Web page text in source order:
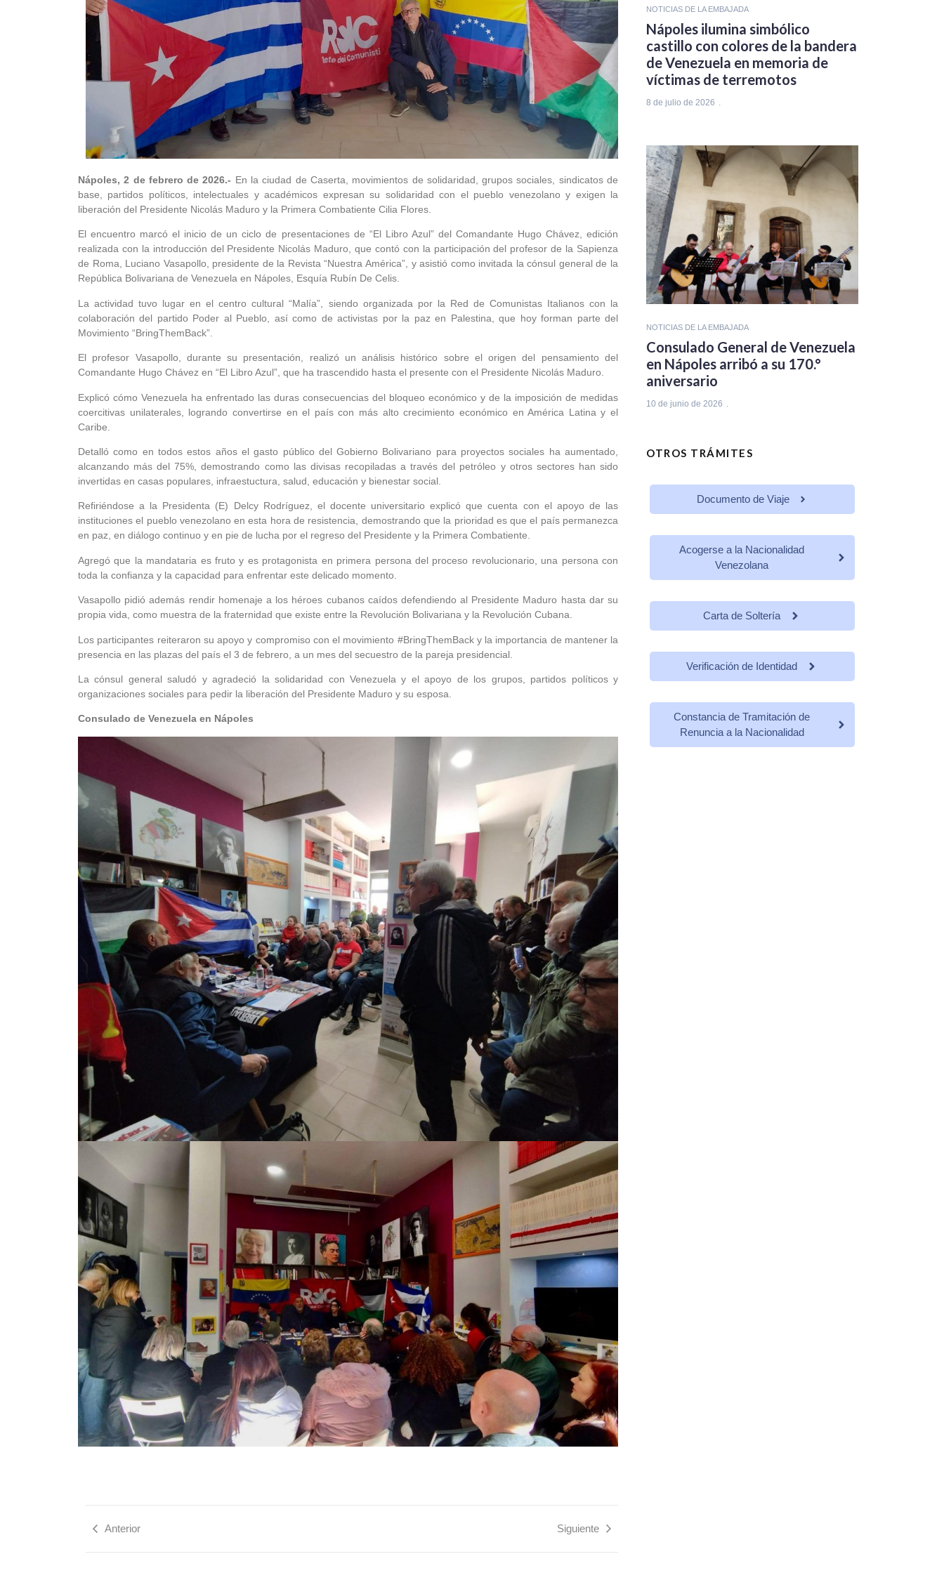
Nápoles, 2 de febrero de 2026.- En la ciudad de Caserta, movimientos de solidaridad, grupos sociales, sindicatos de
base, partidos políticos, intelectuales y académicos expresan su solidaridad con el pueblo venezolano y exigen la
liberación del Presidente Nicolás Maduro y la Primera Combatiente Cilia Flores.
El encuentro marcó el inicio de un ciclo de presentaciones de “El Libro Azul” del Comandante Hugo Chávez, edición
realizada con la introducción del Presidente Nicolás Maduro, que contó con la participación del profesor de la Sapienza
de Roma, Luciano Vasapollo, presidente de la Revista “Nuestra América”, y asistió como invitada la cónsul general de la
República Bolivariana de Venezuela en Nápoles, Esquía Rubín De Celis.
La actividad tuvo lugar en el centro cultural “Malía”, siendo organizada por la Red de Comunistas Italianos con la
colaboración del partido Poder al Pueblo, así como de activistas por la paz en Palestina, que hoy forman parte del
Movimiento “BringThemBack”.
El profesor Vasapollo, durante su presentación, realizó un análisis histórico sobre el origen del pensamiento del
Comandante Hugo Chávez en “El Libro Azul”, que ha trascendido hasta el presente con el Presidente Nicolás Maduro.
Explicó cómo Venezuela ha enfrentado las duras consecuencias del bloqueo económico y de la imposición de medidas
coercitivas unilaterales, logrando convertirse en el país con más alto crecimiento económico en América Latina y el
Caribe.
Detalló como en todos estos años el gasto público del Gobierno Bolivariano para proyectos sociales ha aumentado,
alcanzando más del 75%, demostrando como las divisas recopiladas a través del petróleo y otros sectores han sido
invertidas en casas populares, infraestuctura, salud, educación y bienestar social.
Refiriéndose a la Presidenta (E) Delcy Rodríguez, el docente universitario explicó que cuenta con el apoyo de las
instituciones el pueblo venezolano en esta hora de resistencia, demostrando que la prioridad es que el país permanezca
en paz, en diálogo continuo y en pie de lucha por el regreso del Presidente y la Primera Combatiente.
Agregó que la mandataria es fruto y es protagonista en primera persona del proceso revolucionario, una persona con
toda la confianza y la capacidad para enfrentar este delicado momento.
Vasapollo pidió además rendir homenaje a los héroes cubanos caídos defendiendo al Presidente Maduro hasta dar su
propia vida, como muestra de la fraternidad que existe entre la Revolución Bolivariana y la Revolución Cubana.
Los participantes reiteraron su apoyo y compromiso con el movimiento #BringThemBacky la importancia de mantener la
presencia en las plazas del país el 3 de febrero, a un mes del secuestro de la pareja presidencial.
La cónsul general saludó y agradeció la solidaridad con Venezuela y el apoyo de los grupos, partidos políticos y
organizaciones sociales para pedir la liberación del Presidente Maduro y su esposa.
Consulado de Venezuela en Nápoles
Anterior Siguiente
NOTICIAS DE LA EMBAJADA
Nápoles ilumina simbólico
castillo con colores de la bandera
de Venezuela en memoria de
víctimas de terremotos
8 de julio de 2026
NOTICIAS DE LA EMBAJADA
Consulado General de Venezuela
en Nápoles arribó a su 170.°
aniversario
10 de junio de 2026
OTROS TRÁMITES
Documento de Viaje
Acogerse a la Nacionalidad
Venezolana
Carta de Soltería
Verificación de Identidad
Constancia de Tramitación de
Renuncia a la Nacionalidad